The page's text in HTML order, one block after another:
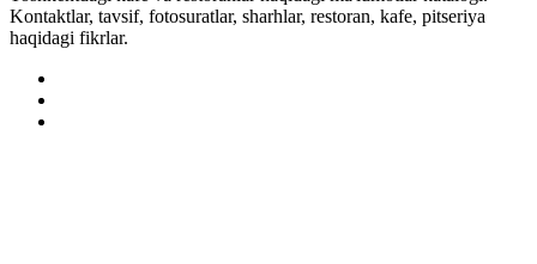
Kontaktlar, tavsif, fotosuratlar, sharhlar, restoran, kafe, pitseriya
haqidagi fikrlar.